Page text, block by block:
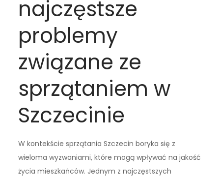
najczęstsze
problemy
związane ze
sprzątaniem w
Szczecinie
W kontekście sprzątania Szczecin boryka się z
wieloma wyzwaniami, które mogą wpływać na jakość
życia mieszkańców. Jednym z najczęstszych